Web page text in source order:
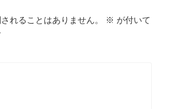
れることはありません。 ※ が付いて